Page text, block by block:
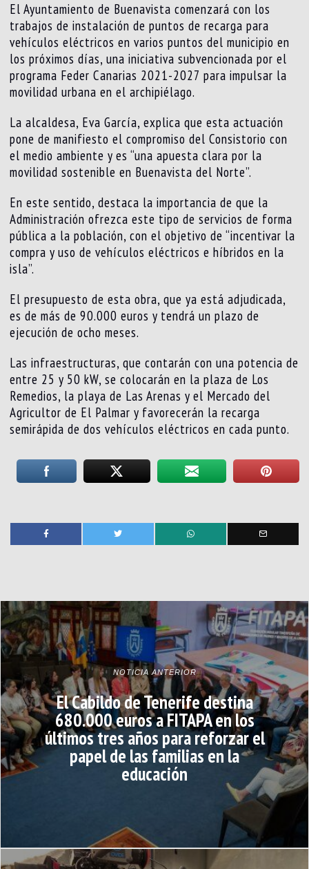
El Ayuntamiento de Buenavista comenzará con los
trabajos de instalación de puntos de recarga para
vehículos eléctricos en varios puntos del municipio en
los próximos días, una iniciativa subvencionada por el
programa Feder Canarias 2021-2027 para impulsar la
movilidad urbana en el archipiélago.
La alcaldesa, Eva García, explica que esta actuación
pone de manifiesto el compromiso del Consistorio con
el medio ambiente y es “una apuesta clara por la
movilidad sostenible en Buenavista del Norte”.
En este sentido, destaca la importancia de que la
Administración ofrezca este tipo de servicios de forma
pública a la población, con el objetivo de “incentivar la
compra y uso de vehículos eléctricos e híbridos en la
isla”.
El presupuesto de esta obra, que ya está adjudicada,
es de más de 90.000 euros y tendrá un plazo de
ejecución de ocho meses.
Las infraestructuras, que contarán con una potencia de
entre 25 y 50 kW, se colocarán en la plaza de Los
Remedios, la playa de Las Arenas y el Mercado del
Agricultor de El Palmar y favorecerán la recarga
semirápida de dos vehículos eléctricos en cada punto.
NOTICIA ANTERIOR
El Cabildo de Tenerife destina
680.000 euros a FITAPA en los
últimos tres años para reforzar el
papel de las familias en la
educación